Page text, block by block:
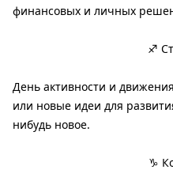
финансовых и личных
♐
День активности и
или новые идеи для
нибудь новое.
♑